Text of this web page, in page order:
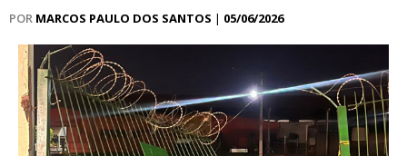
POR MARCOS PAULO DOS SANTOS | 05/06/2026